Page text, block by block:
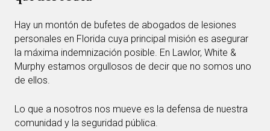
Hay un montón de bufetes de abogados de lesiones
personales en Florida cuya principal misión es asegurar
la máxima indemnización posible. En Lawlor, White &
Murphy estamos orgullosos de decir que no somos uno
de ellos.
Lo que a nosotros nos mueve es la defensa de nuestra
comunidad y la seguridad pública.